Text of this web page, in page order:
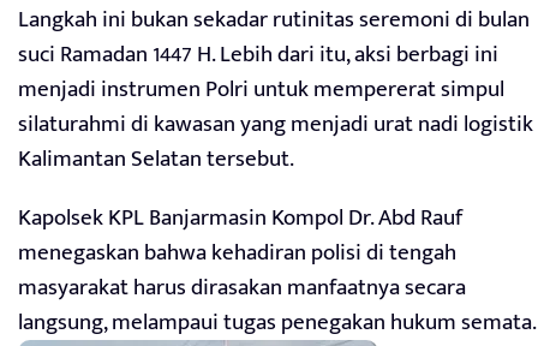
Langkah ini bukan sekadar rutinitas seremoni di bulan
suci Ramadan 1447 H. Lebih dari itu, aksi berbagi ini
menjadi instrumen Polri untuk mempererat simpul
silaturahmi di kawasan yang menjadi urat nadi logistik
Kalimantan Selatan tersebut.
Kapolsek KPL Banjarmasin Kompol Dr. Abd Rauf
menegaskan bahwa kehadiran polisi di tengah
masyarakat harus dirasakan manfaatnya secara
langsung, melampaui tugas penegakan hukum semata.